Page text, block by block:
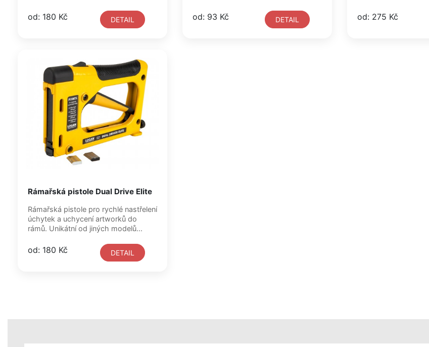
od: 180 Kč DETAIL od: 93 Kč DETAIL od: 275 Kč
Rámařská pistole Dual Drive Elite
Rámařská pistole pro rychlé nastřelení
úchytek a uchycení artworků do
rámů. Unikátní od jiných modelů...
od: 180 Kč DETAIL